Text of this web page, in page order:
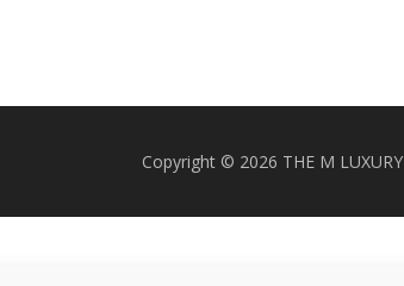
Copyright © 2026 THE M LUXURY